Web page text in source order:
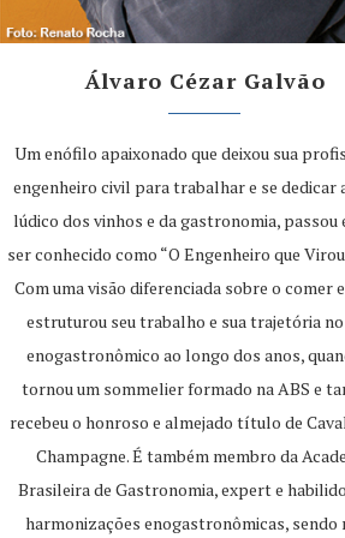
Álvaro Cézar Galvão
Um enófilo apaixonado que deixou sua
engenheiro civil para trabalhar e se dedicar
lúdico dos vinhos e da gastronomia, passou
ser conhecido como “O Engenheiro que
Com uma visão diferenciada sobre o comer
estruturou seu trabalho e sua trajetória
enogastronômico ao longo dos anos,
tornou um sommelier formado na ABS e
recebeu o honroso e almejado título de
Champagne. É também membro da
Brasileira de Gastronomia, expert e
harmonizações enogastronômicas, sendo